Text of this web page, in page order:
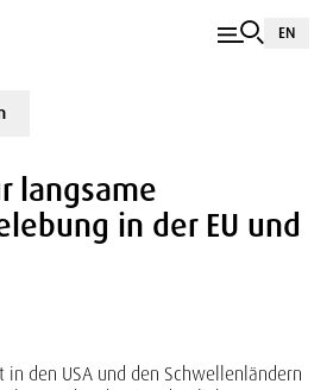
EN
langsame
in der EU und
den USA und den Schwellenländern